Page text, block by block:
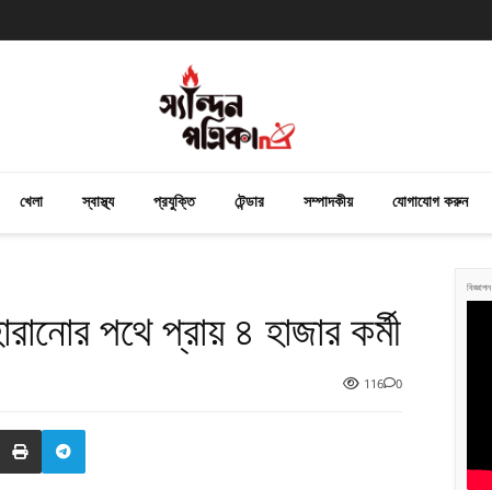
খেলা স্বাস্থ্য প্রযুক্তি টেন্ডার সম্পাদকীয় যোগাযোগ করুন
পথে প্রায় ৪ হাজার কর্মী
116 0
বিজ্ঞাপন